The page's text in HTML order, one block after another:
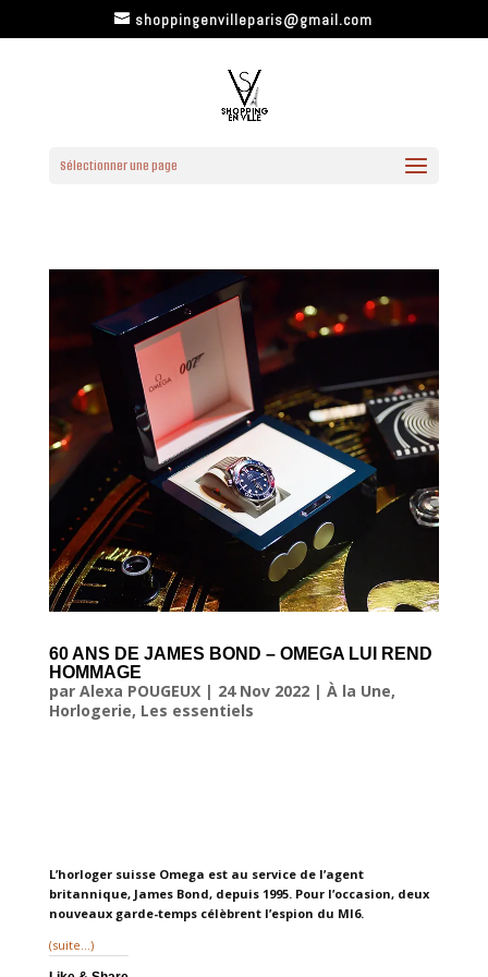
shoppingenvilleparis@gmail.com
Sélectionner une page
60 ANS DE JAMES BOND – OMEGA LUI REND
HOMMAGE
par Alexa POUGEUX| 24 Nov 2022| À la Une,
Horlogerie, Les essentiels
L’horloger suisse Omega est au service de l’agent
britannique, James Bond, depuis 1995. Pour l’occasion, deux
nouveaux garde-temps célèbrent l’espion du MI6.
(suite…)